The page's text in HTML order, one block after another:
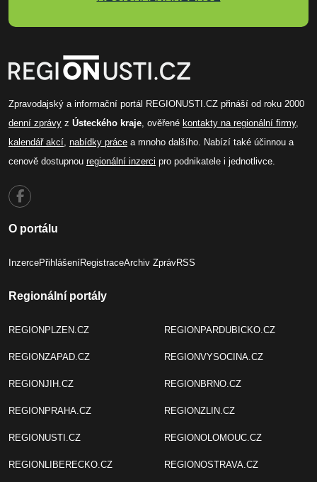
Zpravodajský a informační portál REGIONUSTI.CZ přináší od roku 2000
denní zprávy z Ústeckého kraje, ověřené kontakty na regionální firmy,
kalendář akcí, nabídky práce a mnoho dalšího. Nabízí také účinnou a
cenově dostupnou regionální inzerci pro podnikatele i jednotlivce.
O portálu
InzercePřihlášeníRegistraceArchiv ZprávRSS
Regionální portály
REGIONPLZEN.CZ
REGIONZAPAD.CZ
REGIONJIH.CZ
REGIONPRAHA.CZ
REGIONUSTI.CZ
REGIONLIBERECKO.CZ
REGIONPARDUBICKO.CZ
REGIONVYSOCINA.CZ
REGIONBRNO.CZ
REGIONZLIN.CZ
REGIONOLOMOUC.CZ
REGIONOSTRAVA.CZ